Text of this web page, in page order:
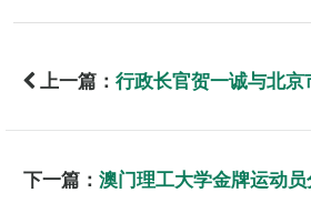
上一篇： 行政长官贺一诚与北
下一篇： 澳门理工大学金牌运动